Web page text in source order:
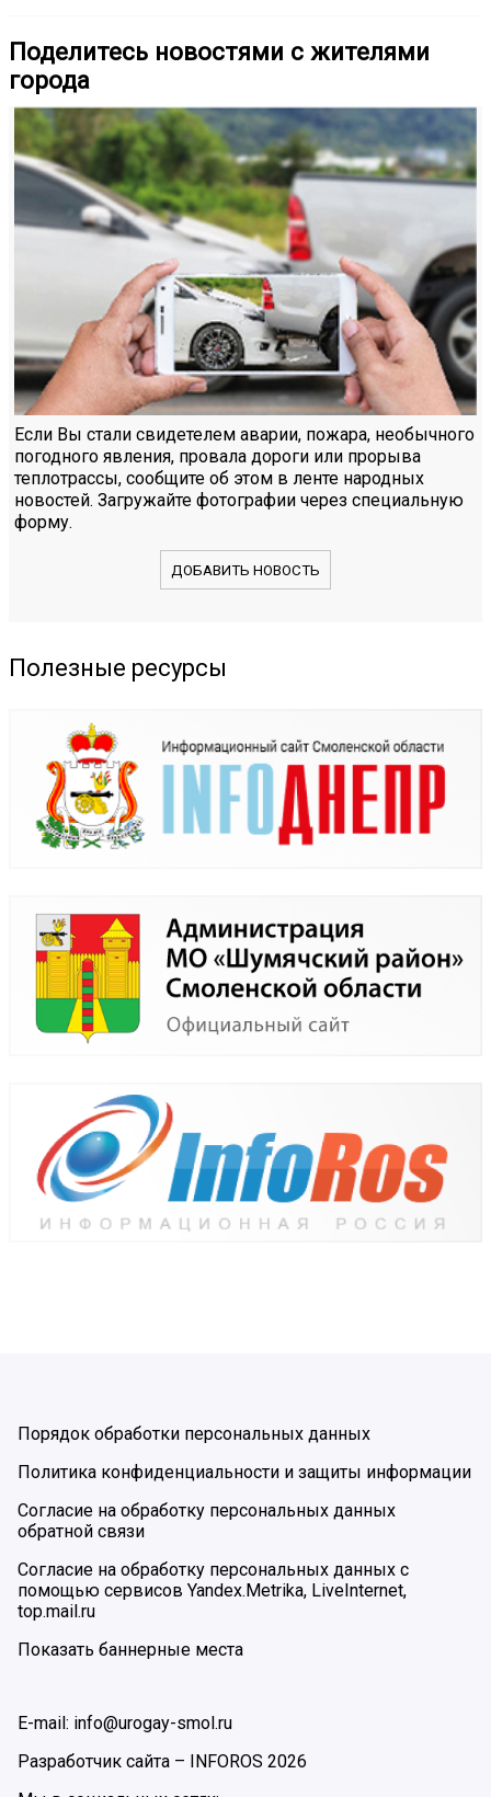
Поделитесь новостями с жителями
города
Если Вы стали свидетелем аварии, пожара, необычного
погодного явления, провала дороги или прорыва
теплотрассы, сообщите об этом в ленте народных
новостей. Загружайте фотографии через специальную
форму.
ДОБАВИТЬ НОВОСТЬ
Полезные ресурсы
Порядок обработки персональных данных
Политика конфиденциальности и защиты информации
Согласие на обработку персональных данных
обратной связи
Согласие на обработку персональных данных с
помощью сервисов Yandex.Metrika, LiveInternet,
top.mail.ru
Показать баннерные места
E-mail: info@urogay-smol.ru
Разработчик сайта –
INFOROS 2026